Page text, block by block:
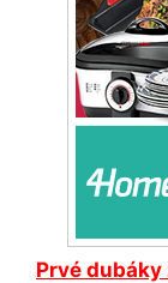
Prvé